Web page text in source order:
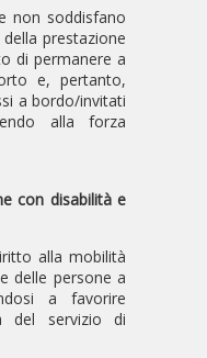
non soddisfano
prestazione
di permanere a
e, pertanto,
a bordo/invitati
alla forza
con disabilità e
alla mobilità
delle persone a
a favorire
del servizio di